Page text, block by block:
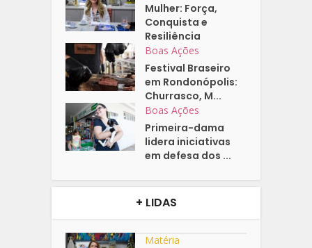
Mulher: Força,
Conquista e
Resiliência
Boas Ações
Festival Braseiro
em Rondonópolis:
Churrasco, M...
Boas Ações
Primeira-dama
lidera iniciativas
em defesa dos ...
+ LIDAS
Matéria